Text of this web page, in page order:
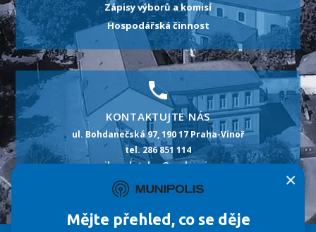
Zápisy výborů a komisí
Hospodářská činnost
KONTAKTUJTE NÁS
ul. Bohdanečská 97, 190 17 Praha-Vinoř
tel. 286 851 114
e-mail: podatelna@praha-vinor.cz
id datové schránky: m5pbt2p
×
Mějte přehled, co se děje